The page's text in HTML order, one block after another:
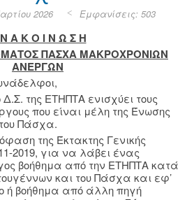
2026 Εμφανίσεις: 503
Α Κ Ο Ι Ν Ω Σ Η
ΠΑΣΧΑ ΜΑΚΡΟΧΡΟΝΙΩΝ
ΑΝΕΡΓΩΝ
της ΕΤΗΠΤΑ ενισχύει τους
που είναι μέλη της Ένωσης
Πάσχα.
της Έκτακτης Γενικής
2019, για να λάβει ένας
βοήθημα από την ΕΤΗΠΤΑ κατά
και του Πάσχα και εφ’
ή βοήθημα από άλλη πηγή